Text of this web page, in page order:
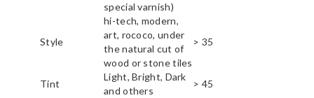
special varnish)
Style
hi-tech, modern,
art, rococo, under
the natural cut of
wood or stone tiles
> 35
Tint
Light, Bright, Dark
and others
> 45